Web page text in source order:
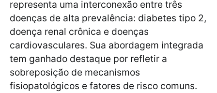
representa uma interconexão entre três
doenças de alta prevalência: diabetes tipo 2,
doença renal crônica e doenças
cardiovasculares. Sua abordagem integrada
tem ganhado destaque por refletir a
sobreposição de mecanismos
fisiopatológicos e fatores de risco comuns.